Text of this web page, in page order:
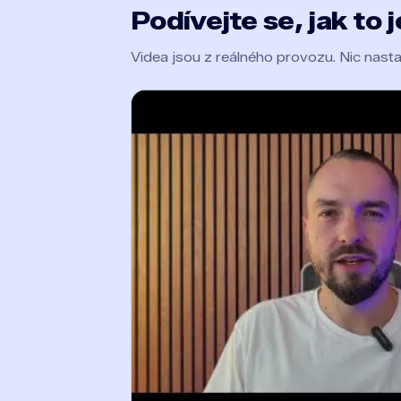
Podívejte se, jak to
Videa jsou z reálného provozu. Nic